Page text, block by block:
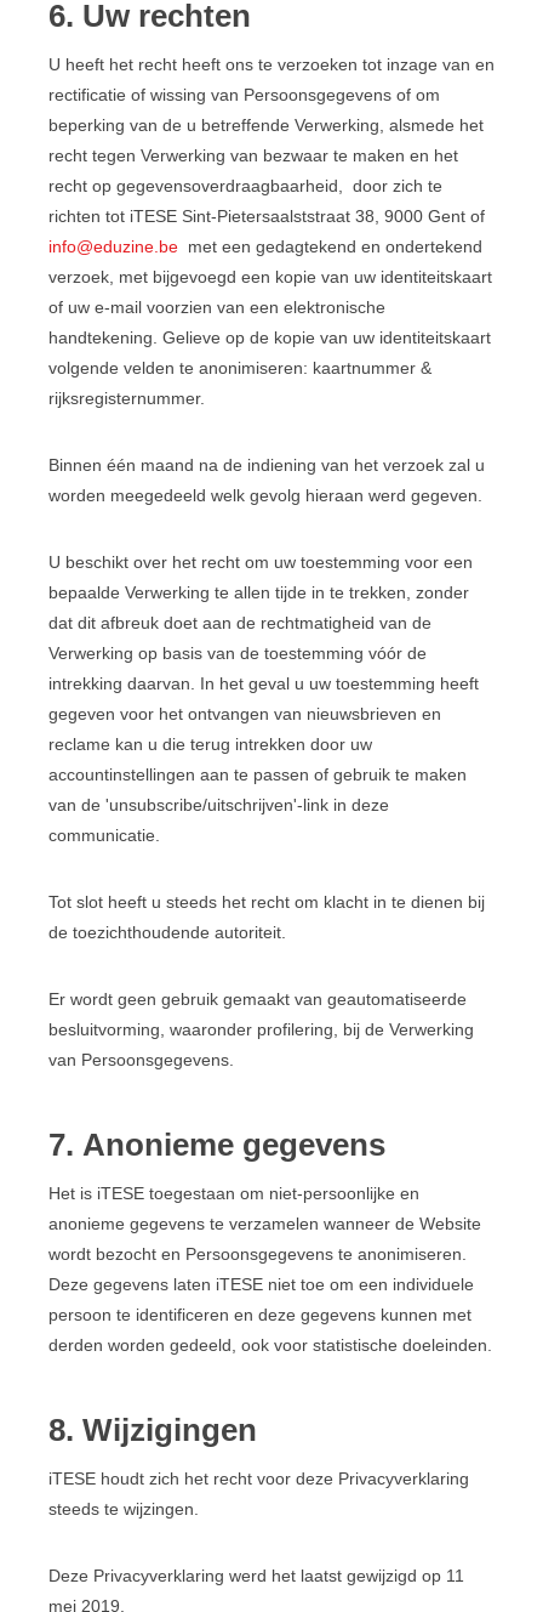
6. Uw rechten
U heeft het recht heeft ons te verzoeken tot inzage van en
rectificatie of wissing van Persoonsgegevens of om
beperking van de u betreffende Verwerking, alsmede het
recht tegen Verwerking van bezwaar te maken en het
recht op gegevensoverdraagbaarheid, door zich te
richten tot iTESE Sint-Pietersaalststraat 38, 9000 Gent of
info@eduzine.be met een gedagtekend en ondertekend
verzoek, met bijgevoegd een kopie van uw identiteitskaart
of uw e-mail voorzien van een elektronische
handtekening. Gelieve op de kopie van uw identiteitskaart
volgende velden te anonimiseren: kaartnummer &
rijksregisternummer.
Binnen één maand na de indiening van het verzoek zal u
worden meegedeeld welk gevolg hieraan werd gegeven.
U beschikt over het recht om uw toestemming voor een
bepaalde Verwerking te allen tijde in te trekken, zonder
dat dit afbreuk doet aan de rechtmatigheid van de
Verwerking op basis van de toestemming vóór de
intrekking daarvan. In het geval u uw toestemming heeft
gegeven voor het ontvangen van nieuwsbrieven en
reclame kan u die terug intrekken door uw
accountinstellingen aan te passen of gebruik te maken
van de 'unsubscribe/uitschrijven'-link in deze
communicatie.
Tot slot heeft u steeds het recht om klacht in te dienen bij
de toezichthoudende autoriteit.
Er wordt geen gebruik gemaakt van geautomatiseerde
besluitvorming, waaronder profilering, bij de Verwerking
van Persoonsgegevens.
7. Anonieme gegevens
Het is iTESE toegestaan om niet-persoonlijke en
anonieme gegevens te verzamelen wanneer de Website
wordt bezocht en Persoonsgegevens te anonimiseren.
Deze gegevens laten iTESE niet toe om een individuele
persoon te identificeren en deze gegevens kunnen met
derden worden gedeeld, ook voor statistische doeleinden.
8. Wijzigingen
iTESE houdt zich het recht voor deze Privacyverklaring
steeds te wijzingen.
Deze Privacyverklaring werd het laatst gewijzigd op 11
mei 2019.